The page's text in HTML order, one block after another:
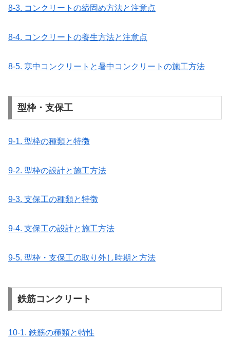
8-3. コンクリートの締固め方法と注意点
8-4. コンクリートの養生方法と注意点
8-5. 寒中コンクリートと暑中コンクリートの施工方法
型枠・支保工
9-1. 型枠の種類と特徴
9-2. 型枠の設計と施工方法
9-3. 支保工の種類と特徴
9-4. 支保工の設計と施工方法
9-5. 型枠・支保工の取り外し時期と方法
鉄筋コンクリート
10-1. 鉄筋の種類と特性